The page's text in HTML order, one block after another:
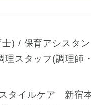
) / 保育アシスタ
理スタッフ(調理師
タイルケア 新宿